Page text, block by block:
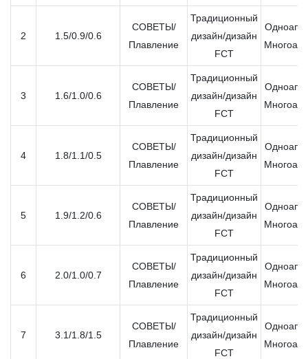
2 1.5/0.9/0.6
СОВЕТЫ/
Плавление
Традиционный
дизайн/дизайн
FCT
3 1.6/1.0/0.6
СОВЕТЫ/
Плавление
Традиционный
дизайн/дизайн
FCT
4 1.8/1.1/0.5
СОВЕТЫ/
Плавление
Традиционный
дизайн/дизайн
FCT
5 1.9/1.2/0.6
СОВЕТЫ/
Плавление
Традиционный
дизайн/дизайн
FCT
6 2.0/1.0/0.7
СОВЕТЫ/
Плавление
Традиционный
дизайн/дизайн
FCT
7 3.1/1.8/1.5
СОВЕТЫ/
Плавление
Традиционный
дизайн/дизайн
FCT